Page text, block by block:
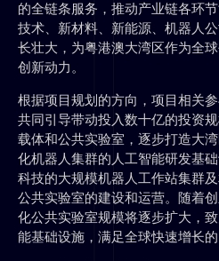
的全链条服务，推动产业链各环
技术、新材料、新能源、机器人
长壮大，为粤港澳大湾区作为全
创新动力。
根据项目规划的方向，项目相关
共同引导带动投入数十亿的投资
载体和公共实验室，逐步打造大
化机器人集群的人工智能研发基
科技的大规模机器人工作站集群
公共实验室的建设和运营。随着
化公共实验室规模将逐步扩大，
能基础设施，满足全球快速增长的